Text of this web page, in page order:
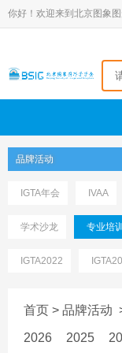
你好！欢迎来到北京图象图
品牌活动
IGTA年会 IVAA
学术沙龙 专业培训
IGTA2022
首页 > 品牌活动
2026 2025